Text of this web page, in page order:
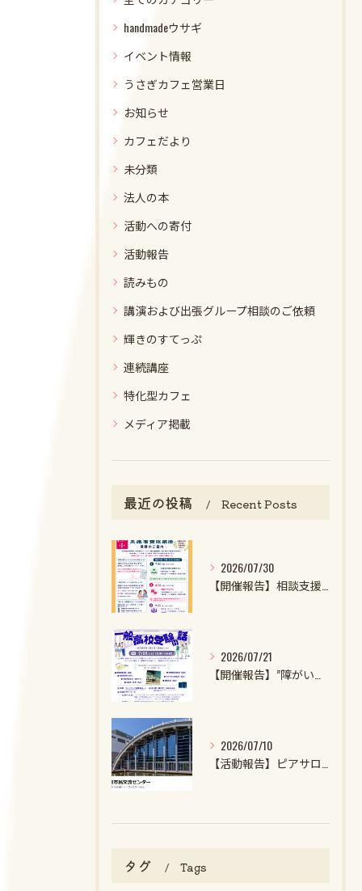
handmadeウサギ
イベント情報
うさぎカフェ営業日
お知らせ
カフェだより
未分類
法人の本
活動への寄付
活動報告
読みもの
講演および出張グループ相談のご依頼
輝きのすてっぷ
連続講座
特化型カフェ
メディア掲載
最近の投稿 Recent Posts
2026/07/30
2026/07/21
2026/07/10
タグ Tags